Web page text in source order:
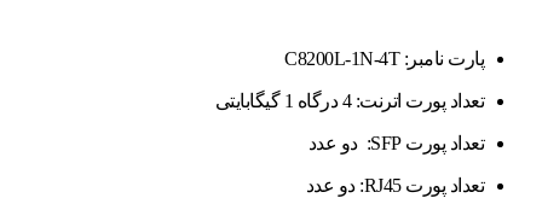
پارت نامبر: C8200L-1N-4T
تعداد پورت اترنت: 4 درگاه 1 گیگابایتی
تعداد پورت SFP: دو عدد
تعداد پورت RJ45: دو عدد